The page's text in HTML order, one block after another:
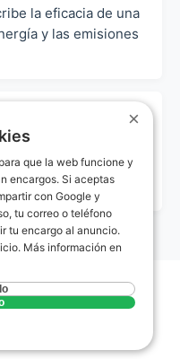
la eficacia de una
y las emisiones
legalmente
y emitir
×
que la web funcione y
encargos. Si aceptas
con Google y
tu correo o teléfono
tu encargo al anuncio.
Más información en